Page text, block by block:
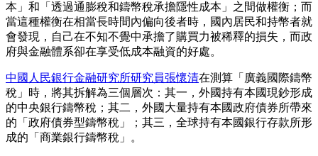
本」和「透過通膨稅和鑄幣稅承擔隱性成本」之間做權衡；而
當這種權衡在相當長時間內偏向後者時，國內居民和持幣者就
會發現，自己在不知不覺中承擔了購買力被稀釋的損失，而政
府與金融體系卻在享受低成本融資的好處。
中國人民銀行金融研究所研究員張懷清在測算「廣義國際鑄幣
稅」時，將其拆解為三個層次：其一，外國持有本國現鈔形成
的中央銀行鑄幣稅；其二，外國大量持有本國政府債券所帶來
的「政府債券型鑄幣稅」；其三，全球持有本國銀行存款所形
成的「商業銀行鑄幣稅」。